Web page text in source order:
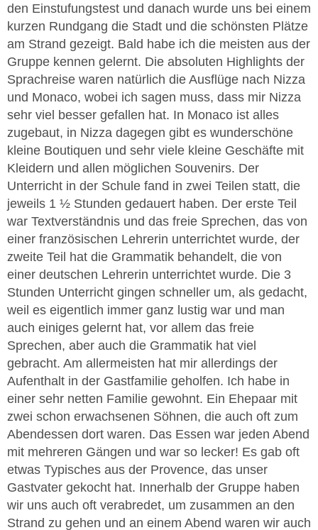
den Einstufungstest und danach wurde uns bei einem
kurzen Rundgang die Stadt und die schönsten Plätze
am Strand gezeigt. Bald habe ich die meisten aus der
Gruppe kennen gelernt. Die absoluten Highlights der
Sprachreise waren natürlich die Ausflüge nach Nizza
und Monaco, wobei ich sagen muss, dass mir Nizza
sehr viel besser gefallen hat. In Monaco ist alles
zugebaut, in Nizza dagegen gibt es wunderschöne
kleine Boutiquen und sehr viele kleine Geschäfte mit
Kleidern und allen möglichen Souvenirs. Der
Unterricht in der Schule fand in zwei Teilen statt, die
jeweils 1 ½ Stunden gedauert haben. Der erste Teil
war Textverständnis und das freie Sprechen, das von
einer französischen Lehrerin unterrichtet wurde, der
zweite Teil hat die Grammatik behandelt, die von
einer deutschen Lehrerin unterrichtet wurde. Die 3
Stunden Unterricht gingen schneller um, als gedacht,
weil es eigentlich immer ganz lustig war und man
auch einiges gelernt hat, vor allem das freie
Sprechen, aber auch die Grammatik hat viel
gebracht. Am allermeisten hat mir allerdings der
Aufenthalt in der Gastfamilie geholfen. Ich habe in
einer sehr netten Familie gewohnt. Ein Ehepaar mit
zwei schon erwachsenen Söhnen, die auch oft zum
Abendessen dort waren. Das Essen war jeden Abend
mit mehreren Gängen und war so lecker! Es gab oft
etwas Typisches aus der Provence, das unser
Gastvater gekocht hat. Innerhalb der Gruppe haben
wir uns auch oft verabredet, um zusammen an den
Strand zu gehen und an einem Abend waren wir auch